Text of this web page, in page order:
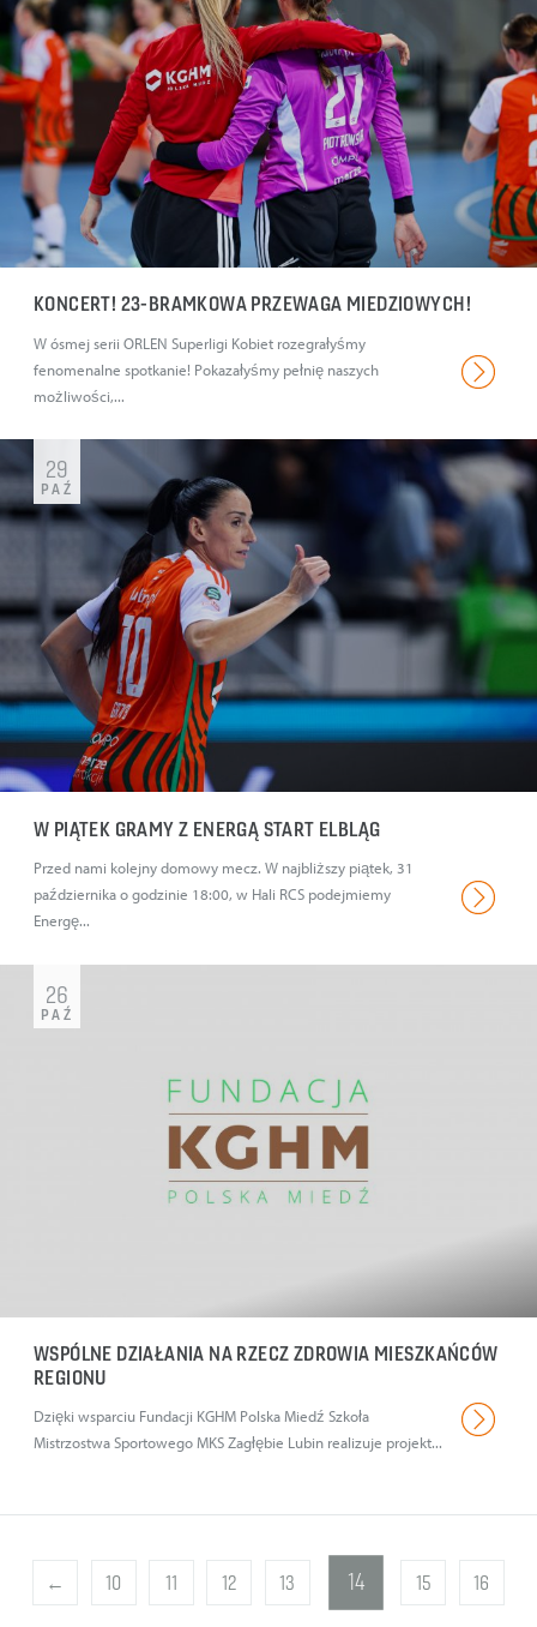
KONCERT! 23-BRAMKOWA PRZEWAGA MIEDZIOWYCH!
W ósmej serii ORLEN Superligi Kobiet rozegrałyśmy
fenomenalne spotkanie! Pokazałyśmy pełnię naszych
możliwości,...
W PIĄTEK GRAMY Z ENERGĄ START ELBLĄG
Przed nami kolejny domowy mecz. W najbliższy piątek, 31
października o godzinie 18:00, w Hali RCS podejmiemy
Energę...
29
PAŹ
WSPÓLNE DZIAŁANIA NA RZECZ ZDROWIA MIESZKAŃCÓW
REGIONU
Dzięki wsparciu Fundacji KGHM Polska Miedź Szkoła
Mistrzostwa Sportowego MKS Zagłębie Lubin realizuje projekt...
26
PAŹ
← 10 11 12 13 14 15 16